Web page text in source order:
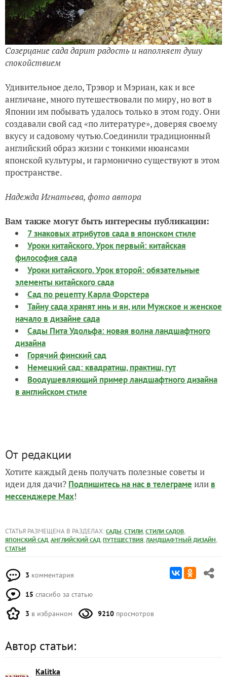
Созерцание сада дарит радость и наполняет душу
спокойствием
Удивительное дело, Трэвор и Мэриан, как и все
англичане, много путешествовали по миру, но вот в
Японии им побывать удалось только в этом году. Они
создавали свой сад «по литературе», доверяя своему
вкусу и садовому чутью.Соединили традиционный
английский образ жизни с тонкими нюансами
японской культуры, и гармонично существуют в этом
пространстве.
Надежда Игнатьева, фото автора
Вам также могут быть интересны публикации:
7 знаковых атрибутов сада в японском стиле
Уроки китайского. Урок первый: китайская
философия сада
Уроки китайского. Урок второй: обязательные
элементы китайского сада
Сад по рецепту Карла Форстера
Тайну сада хранят инь и ян, или Мужское и женское
начало в дизайне сада
Сады Пита Удольфа: новая волна ландшафтного
дизайна
Горячий финский сад
Немецкий сад: квадратиш, практиш, гут
Воодушевляющий пример ландшафтного дизайна
в английском стиле
От редакции
Хотите каждый день получать полезные советы и
идеи для дачи? Подпишитесь на нас в телеграме или в
мессенджере Max!
СТАТЬЯ РАЗМЕЩЕНА В РАЗДЕЛАХ: САДЫ, СТИЛИ, СТИЛИ САДОВ,
ЯПОНСКИЙ САД, АНГЛИЙСКИЙ САД, ПУТЕШЕСТВИЯ, ЛАНДШАФТНЫЙ ДИЗАЙН,
СТАТЬИ
3 комментария
15 спасибо за статью
3 в избранном 9210 просмотров
Автор статьи:
Kalitka